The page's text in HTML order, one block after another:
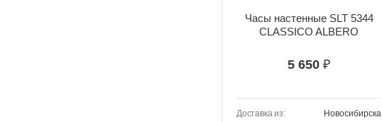
Часы настенные SLT 5344
CLASSICO ALBERO
5 650 ₽
Доставка из:
Новосибирска